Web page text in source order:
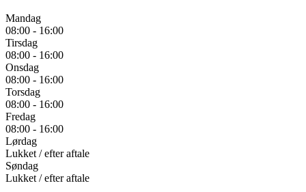
Mandag
08:00 - 16:00
Tirsdag
08:00 - 16:00
Onsdag
08:00 - 16:00
Torsdag
08:00 - 16:00
Fredag
08:00 - 16:00
Lørdag
Lukket / efter aftale
Søndag
Lukket / efter aftale